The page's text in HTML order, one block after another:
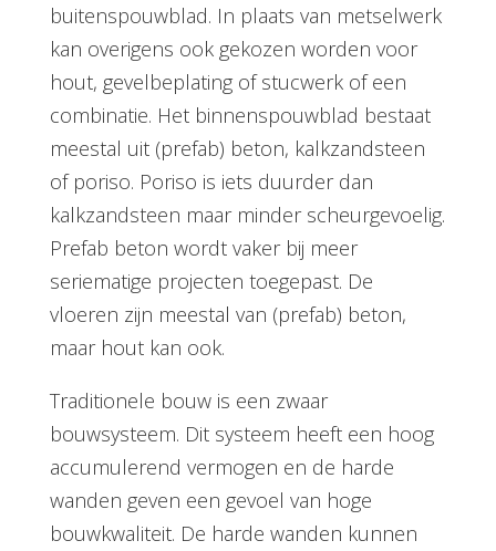
buitenspouwblad. In plaats van metselwerk
kan overigens ook gekozen worden voor
hout, gevelbeplating of stucwerk of een
combinatie. Het binnenspouwblad bestaat
meestal uit (prefab) beton, kalkzandsteen
of poriso. Poriso is iets duurder dan
kalkzandsteen maar minder scheurgevoelig.
Prefab beton wordt vaker bij meer
seriematige projecten toegepast. De
vloeren zijn meestal van (prefab) beton,
maar hout kan ook.
Traditionele bouw is een zwaar
bouwsysteem. Dit systeem heeft een hoog
accumulerend vermogen en de harde
wanden geven een gevoel van hoge
bouwkwaliteit. De harde wanden kunnen